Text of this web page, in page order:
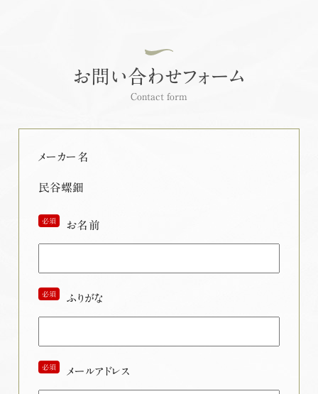
お問い合わせフォーム
Contact form
メーカー名
民谷螺鈿
必須 お名前
必須 ふりがな
必須 メールアドレス